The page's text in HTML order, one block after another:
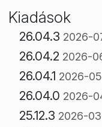
Kiadások
26.04.3 2026-
26.04.2 2026-
26.04.1 2026-
26.04.0 2026-
25.12.3 2026-